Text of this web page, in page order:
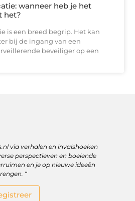
wanneer heb je het
het?
is een breed begrip. Het kan
bij de ingang van een
beveiliger op een
via verhalen en invalshoeken
perspectieven en boeiende
en je op nieuwe ideeën
“